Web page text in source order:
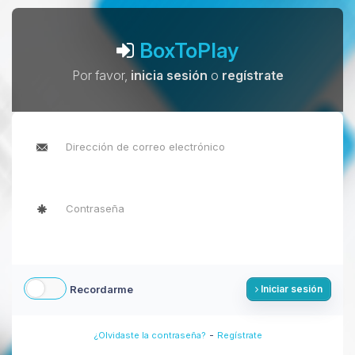
BoxToPlay
Por favor, inicia sesión o regístrate
Recordarme Iniciar sesión
¿Olvidaste la contraseña? - Regístrate